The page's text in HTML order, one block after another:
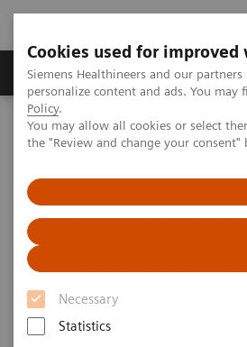
Cookies used for
Siemens Healthineers and our
personalize content and ads. You
Policy.
You may allow all cookies or select
the "Review and change your
Necessary
Statistics
Produits & services
Home
Actualités et événements
Événements, formations et congrès
Événements,
congrès Suisse
Siemens Healthineers organise
se tient régulièrement à votre